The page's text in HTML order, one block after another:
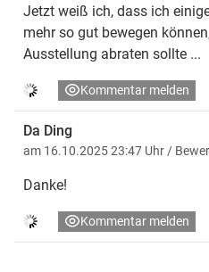
Jetzt weiß ich, dass ich
mehr so gut bewegen
Ausstellung abraten sollte ...
Kommentar melden
Da Ding
am 16.10.2025 23:47 Uhr /
Danke!
Kommentar melden